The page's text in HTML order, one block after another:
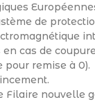
de
cas de
pour remise à 0).
Filaire nouvelle